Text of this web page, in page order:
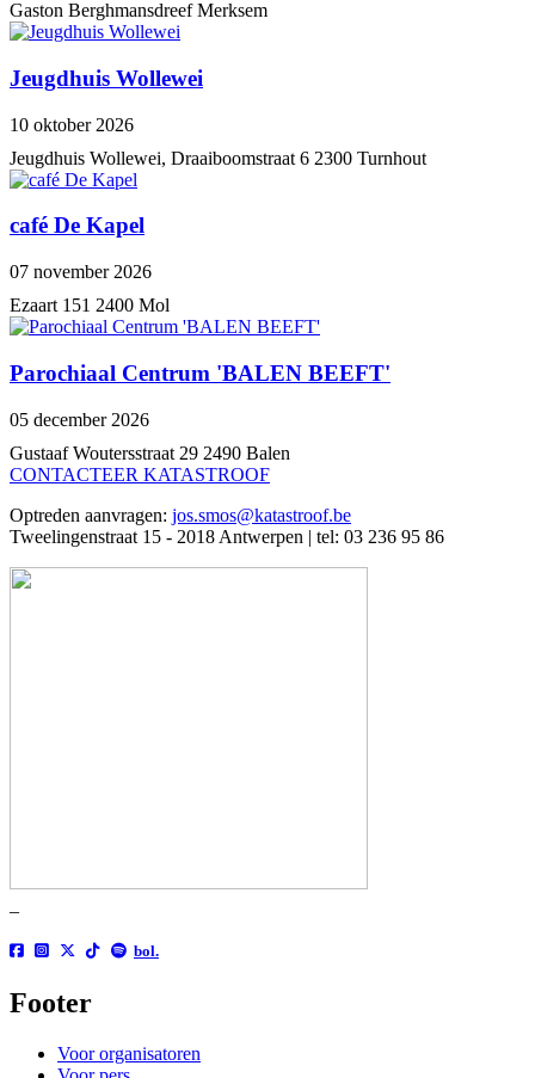
Gaston Berghmansdreef Merksem
Jeugdhuis Wollewei
10 oktober 2026
Jeugdhuis Wollewei, Draaiboomstraat 6 2300 Turnhout
café De Kapel
07 november 2026
Ezaart 151 2400 Mol
Parochiaal Centrum 'BALEN BEEFT'
05 december 2026
Gustaaf Woutersstraat 29 2490 Balen
CONTACTEER KATASTROOF
Optreden aanvragen: jos.smos@katastroof.be
Tweelingenstraat 15 - 2018 Antwerpen | tel: 03 236 95 86
bol.
Footer
Voor organisatoren